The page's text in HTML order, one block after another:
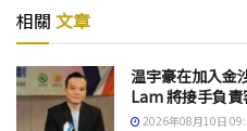
相關 文章
温宇豪在加入金
Lam 將接手負
2026年08月10日